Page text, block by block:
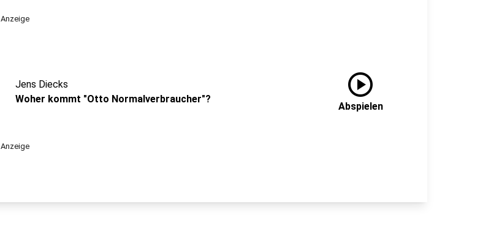
Anzeige
Jens Diecks
Woher kommt "Otto Normalverbraucher"?
play_circle
Abspielen
Anzeige